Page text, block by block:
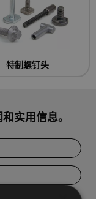
特制螺钉头
实用信息。